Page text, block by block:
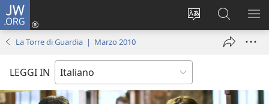
JW.ORG
Modificare
Accedi
(apre
finestra)
Cerca
in
JW.ORG
La Torre di Guardia | Marzo 2010
LEGGI IN